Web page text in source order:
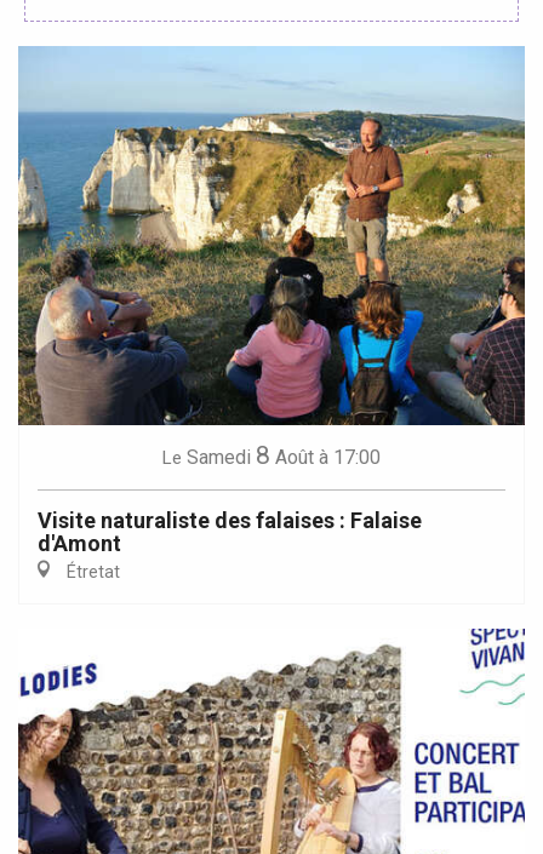
Le Samedi 8 Août à 17:00
Visite naturaliste des falaises : Falaise
d'Amont
Étretat